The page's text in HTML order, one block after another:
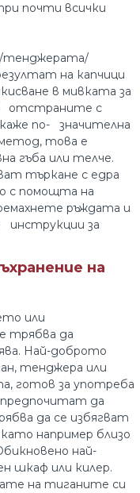
почти всички
тенджерата/
на капчици
в мивката за
отстраните с
по- значителна
това е
гъба или телче.
търкане с едра
с помощта на
ръждата и
инструкции за
на
или
трябва да
Най-доброто
тенджера или
готов за употреба
да
да се избягват
например близо
най-
шкаф или килер.
на тиганите си